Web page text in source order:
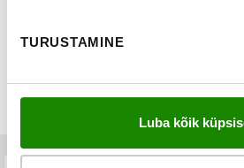
TURUSTAMINE
Luba kõik